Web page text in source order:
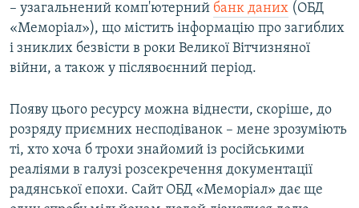
– узагальнений комп'ютерний банк даних (ОБД
«Меморіал»), що містить інформацію про загиблих
і зниклих безвісти в роки Великої Вітчизняної
війни, а також у післявоєнний період.
Появу цього ресурсу можна віднести, скоріше, до
розряду приємних несподіванок – мене зрозуміють
ті, хто хоча б трохи знайомий із російськими
реаліями в галузі розсекречення документації
радянської епохи. Сайт ОБД «Меморіал» дає ще